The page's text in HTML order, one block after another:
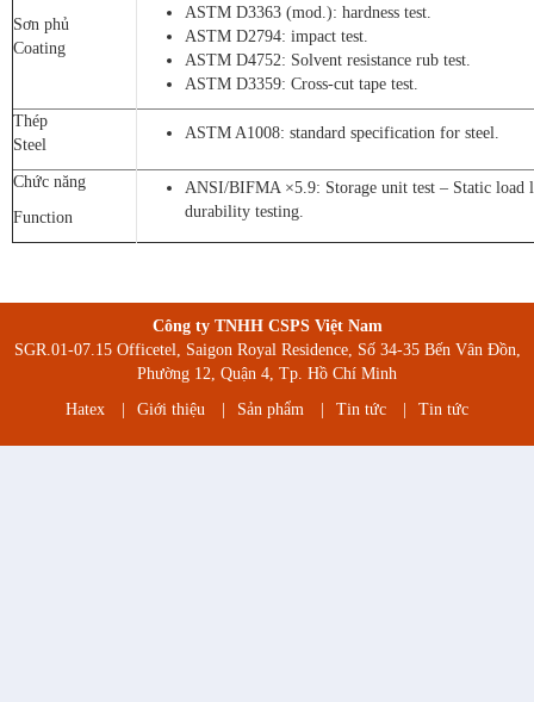
Sơn phủ
Coating
ASTM D3363 (mod.): hardness test.
ASTM D2794: impact test.
ASTM D4752: Solvent resistance rub test.
ASTM D3359: Cross-cut tape test.
Thép
Steel
ASTM A1008: standard specification for steel.
Chức năng
Function
ANSI/BIFMA ×5.9: Storage unit test – Static load
durability testing.
Công ty TNHH CSPS Việt Nam
SGR.01-07.15 Officetel, Saigon Royal Residence, Số 34-35 Bến Vân Đồn,
Phường 12, Quận 4, Tp. Hồ Chí Minh
Hatex
Giới thiệu Sản phẩm Tin tức Tin tức